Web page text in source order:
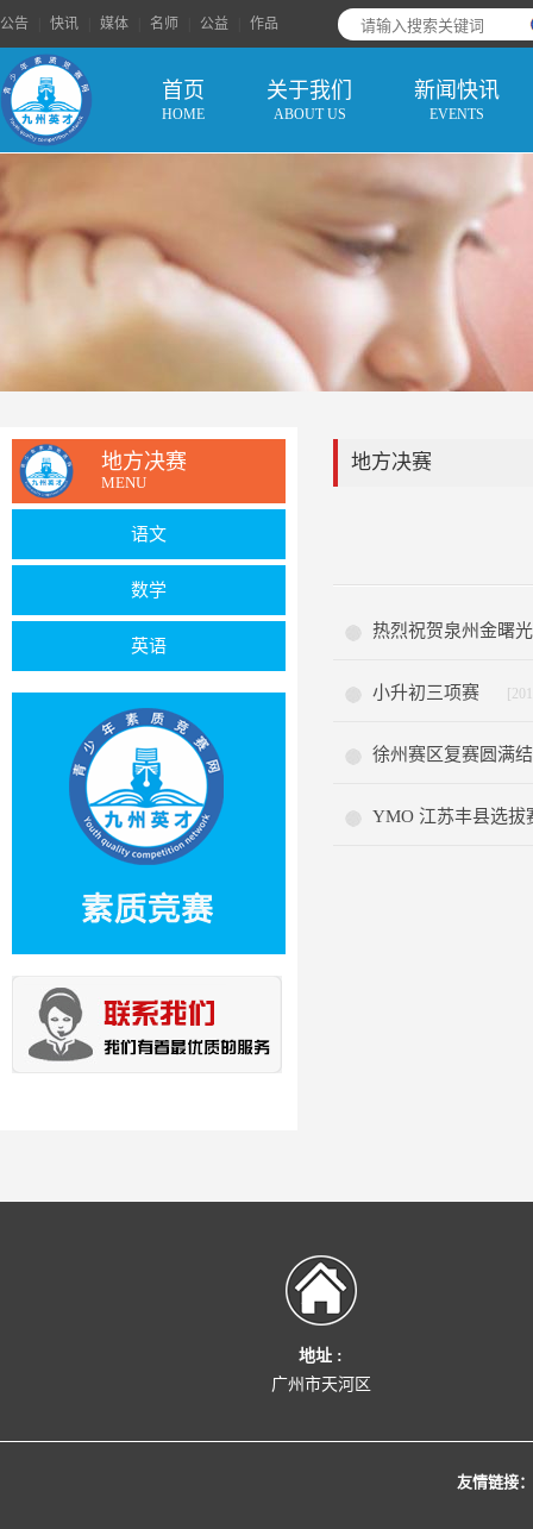
公告 快讯 媒体 名师 公益 作品
首页
HOME
关于我们
ABOUT US
新闻快讯
EVENTS
地方决赛
MENU
语文
数学
英语
地方决赛
热烈祝贺泉州金曙
小升初三项赛
徐州赛区复赛圆满
YMO 江苏丰县选拔
地址 :
广州市天河区
友情链接：